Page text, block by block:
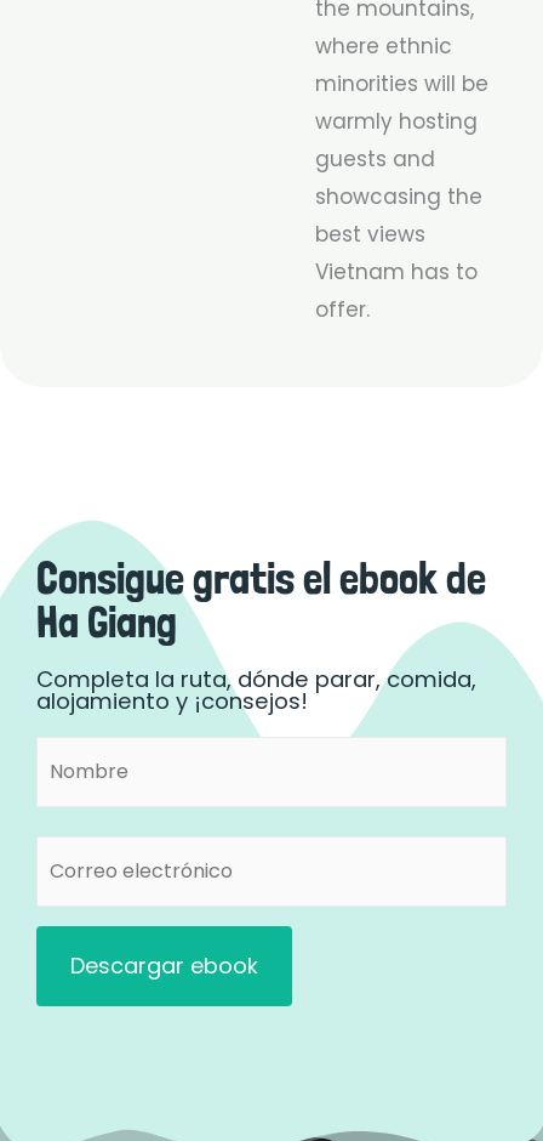
the mountains,
where ethnic
minorities will be
warmly hosting
guests and
showcasing the
best views
Vietnam has to
offer.
Consigue gratis el ebook de
Ha Giang
Completa la ruta, dónde parar, comida,
alojamiento y ¡consejos!
Nombre
(Obligatorio)